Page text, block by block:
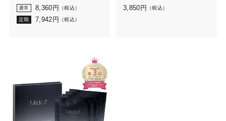
通常 8,360 円 （税込）
定期 7,942 円 （税込）
3,850 円 （税込）